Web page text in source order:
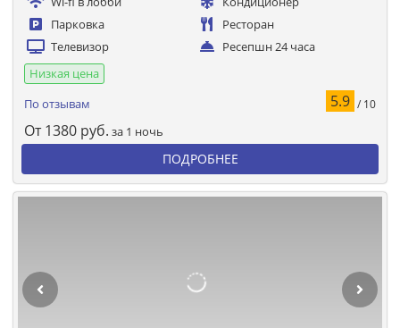
Парковка
Ресторан
Телевизор
Ресепшн 24 часа
Низкая цена
По отзывам
5.9 / 10
От 1380 руб. за 1 ночь
ПОДРОБНЕЕ